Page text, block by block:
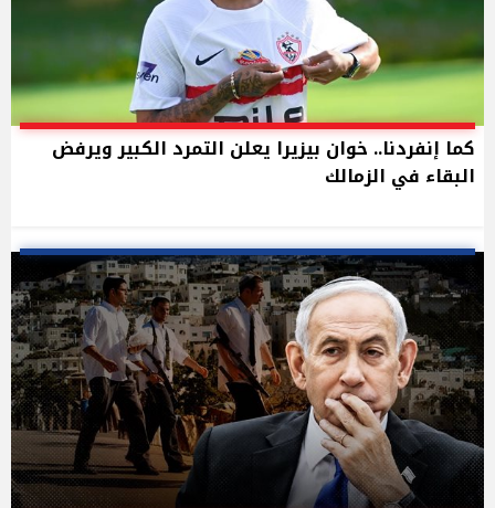
كما إنفردنا.. خوان بيزيرا يعلن التمرد الكبير ويرفض
البقاء في الزمالك